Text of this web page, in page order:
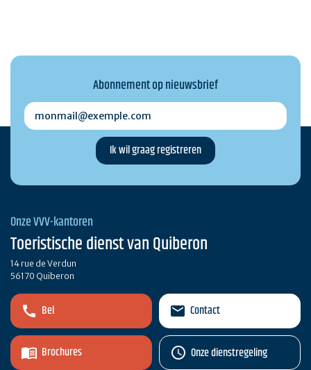
Abonnement op nieuwsbrief
monmail@exemple.com
Onze VVV-kantoren
Toeristische dienst van Quiberon
14 rue de Verdun
56170 Quiberon
Bel
Brochures
Contact
Onze dienstregeling